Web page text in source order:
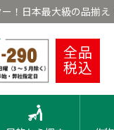
！日本最大級の品揃え
全品
税込